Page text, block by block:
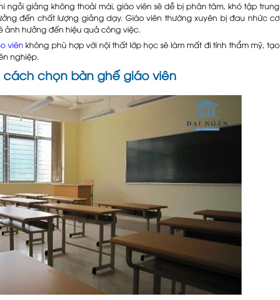
ngồi giảng không thoải mái, giáo viên sẽ dễ bị phân tâm, khó tập trung
đến chất lượng giảng dạy. Giáo viên thường xuyên bị đau nhức cơ
ảnh hưởng đến hiệu quả công việc.
viên không phù hợp với nội thất lớp học sẽ làm mất đi tính thẩm mỹ, tạo
nghiệp.
cách chọn bàn ghế giáo viên